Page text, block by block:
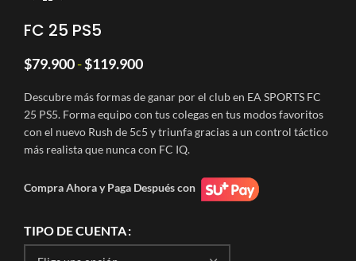
FC 25 PS5
$79.900-$119.900Rango
precios:
desde
$79.900
hasta
Descubre más formas de ganar por el club en EA SPORTS FC
25 PS5. Forma equipo con tus colegas en tus modos favoritos
con el nuevo Rush de 5c5 y triunfa gracias a un control táctico
más realista que nunca con FC IQ.
Compra Ahora y Paga Después con
TIPO DE CUENTA